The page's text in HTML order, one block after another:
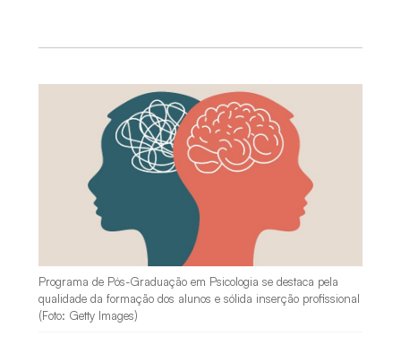
Programa de Pós-Graduação em Psicologia se destaca pela
qualidade da formação dos alunos e sólida inserção profissional
(Foto: Getty Images)